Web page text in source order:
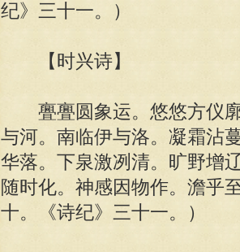
纪》三十一。）
【时兴诗】
亹亹圆象运。悠悠方仪廓
与河。南临伊与洛。凝霜沾
华落。下泉激冽清。旷野增
随时化。神感因物作。澹乎
十。《诗纪》三十一。）